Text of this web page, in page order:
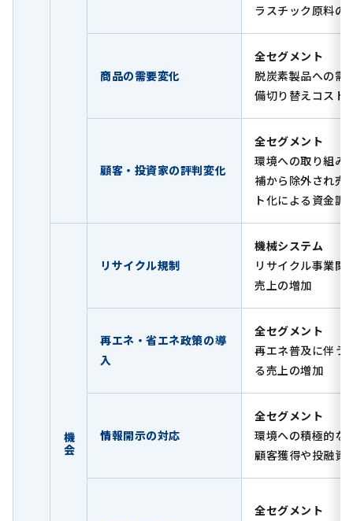
ラスチック原料の
商品の需要変化
全セグメント
脱炭素製品への需
備切り替えコスト
顧客・投資家の評判変化
全セグメント
環境への取り組み
補から除外され売
ト化による資金調
機会
リサイクル規制
機械システム
リサイクル事業関
売上の増加
再エネ・省エネ政策の導
入
全セグメント
再エネ普及に伴う
る売上の増加
情報開示の対応
全セグメント
環境への積極的な
顧客獲得や投融資
全セグメント